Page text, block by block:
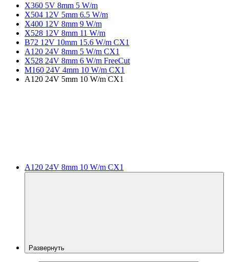
X360 5V 8mm 5 W/m
X504 12V 5mm 6.5 W/m
X400 12V 8mm 9 W/m
X528 12V 8mm 11 W/m
B72 12V 10mm 15.6 W/m CX1
A120 24V 8mm 5 W/m CX1
X528 24V 8mm 6 W/m FreeCut
M160 24V 4mm 10 W/m CX1
A120 24V 5mm 10 W/m CX1
A120 24V 8mm 10 W/m CX1
Развернуть